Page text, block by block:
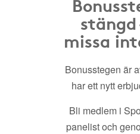
stängd
missa
Bonusstegen är
har ett nytt
Bli medlem i
panelist och